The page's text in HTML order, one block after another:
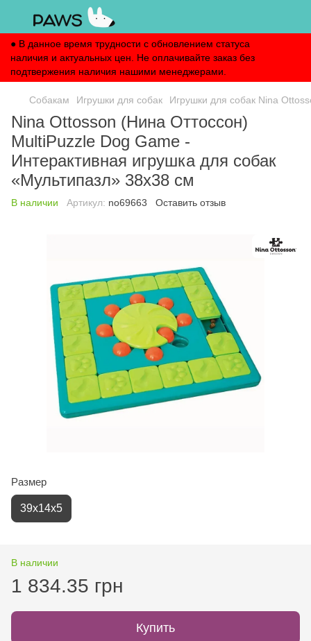
● В данное время трудности с обновлением статуса
наличия и актуальных цен. Не оплачивайте заказ без
подтвержения наличия нашими менеджерами.
Собакам Игрушки для собак Игрушки для собак Nina
Nina Ottosson (Нина Оттоссон)
MultiPuzzle Dog Game -
Интерактивная игрушка для собак
«Мультипазл» 38х38 см
В наличии Артикул: no69663 Оставить отзыв
Размер
39х14х5
В наличии
1 834.35 грн
Купить